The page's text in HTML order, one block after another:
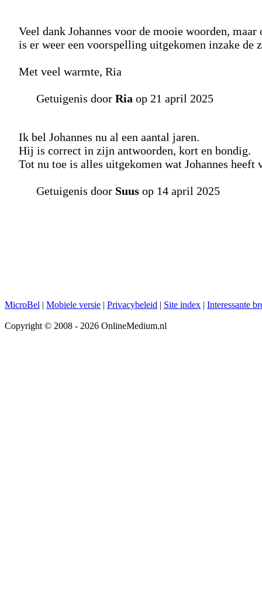
Veel dank Johannes voor de mooie woorden,
is er weer een voorspelling uitgekomen inzake
Met veel warmte, Ria
Getuigenis door Ria op 21 april 2025
Ik bel Johannes nu al een aantal jaren.
Hij is correct in zijn antwoorden, kort en bondig.
Tot nu toe is alles uitgekomen wat Johannes
Getuigenis door Suus op 14 april 2025
MicroBel | Mobiele versie | Privacybeleid | Site index | Interessante
Copyright © 2008 - 2026 OnlineMedium.nl